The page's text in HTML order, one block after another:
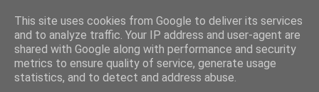
This site uses cookies from Google to deliver its services
and to analyze traffic. Your IP address and user-agent are
shared with Google along with performance and security
metrics to ensure quality of service, generate usage
statistics, and to detect and address abuse.